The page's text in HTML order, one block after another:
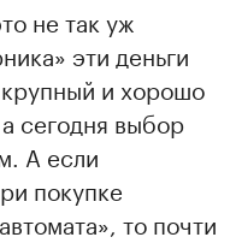
не так уж
эти деньги
и хорошо
сегодня выбор
А если
покупке
то почти